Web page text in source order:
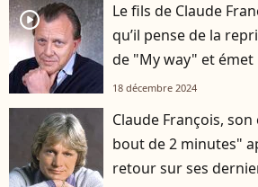
player2
Le fils de Claude
qu’il pense de la
de "My way" et
18 décembre 2024
Claude François,
bout de 2 minutes"
retour sur ses